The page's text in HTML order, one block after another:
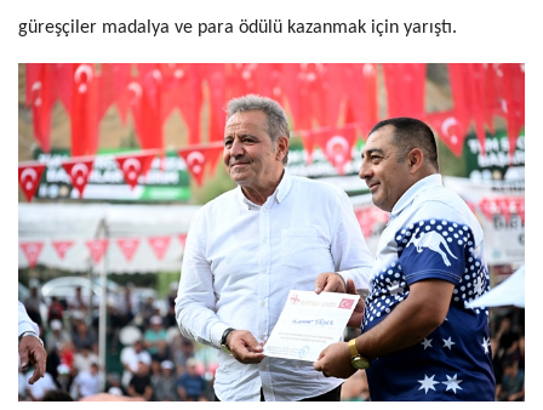
güreşçiler madalya ve para ödülü kazanmak için yarıştı.